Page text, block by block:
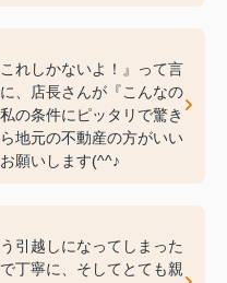
れしかないよ！』って言
、店長さんが『こんなの
の条件にピッタリで驚き
地元の不動産の方がいい
願いします(^^♪
引越しになってしまった
丁寧に、そしてとても親